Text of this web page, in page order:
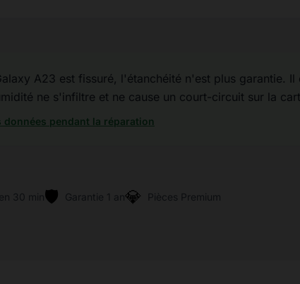
A23 est fissuré, l'étanchéité n'est plus garantie. Il
ne s'infiltre et ne cause un court-circuit sur la
pendant la réparation
30 min🛡️ Garantie 1 an💎 Pièces Premium